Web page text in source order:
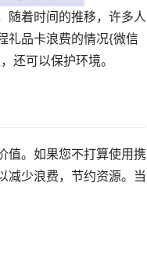
随着时间的推移，许多人
礼品卡浪费的情况{微信
还可以保护环境。
值。如果您不打算使用携
减少浪费，节约资源。当